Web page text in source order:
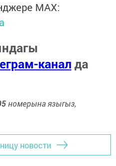
MАХ:
каналда
номерына языгыз,
новости